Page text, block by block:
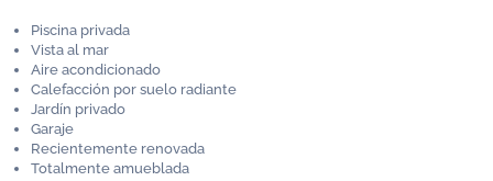
Piscina privada
Vista al mar
Aire acondicionado
Calefacción por suelo radiante
Jardín privado
Garaje
Recientemente renovada
Totalmente amueblada